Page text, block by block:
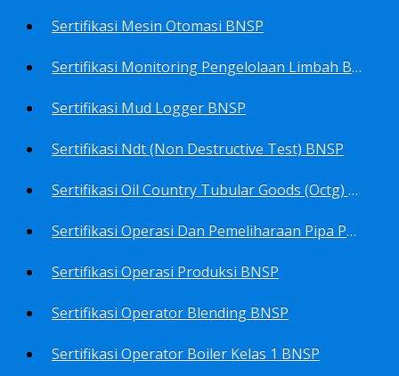
Sertifikasi Mesin Otomasi BNSP
Sertifikasi Monitoring Pengelolaan Limbah B3 BNSP
Sertifikasi Mud Logger BNSP
Sertifikasi Ndt (Non Destructive Test) BNSP
Sertifikasi Oil Country Tubular Goods (Octg) BNSP
Sertifikasi Operasi Dan Pemeliharaan Pipa Penyalur BNSP
Sertifikasi Operasi Produksi BNSP
Sertifikasi Operator Blending BNSP
Sertifikasi Operator Boiler Kelas 1 BNSP